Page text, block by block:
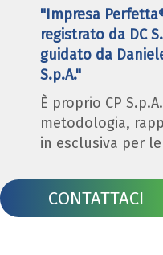
"Impresa
registrato da DC
guidato da
S.p.A."
È proprio CP
metodologia,
in esclusiva per
CONTATTACI